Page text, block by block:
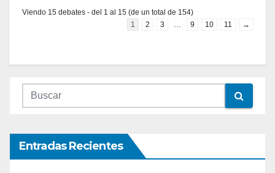
Viendo 15 debates - del 1 al 15 (de un total de 154)
1
2 3 … 9 10 11 →
Entradas Recientes